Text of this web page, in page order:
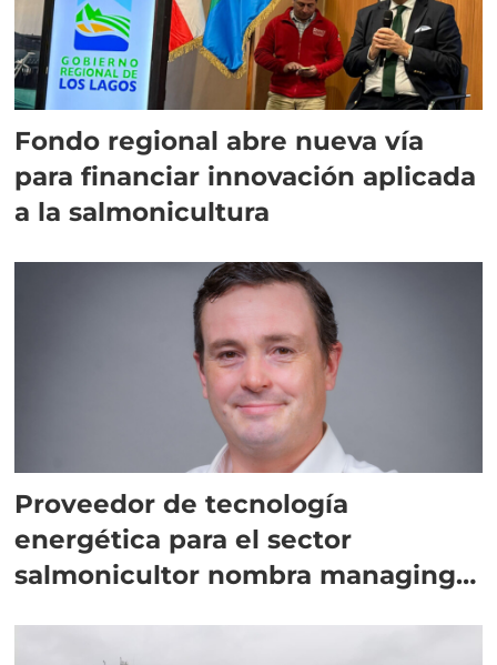
Fondo regional abre nueva vía
para financiar innovación aplicada
a la salmonicultura
Proveedor de tecnología
energética para el sector
salmonicultor nombra managing